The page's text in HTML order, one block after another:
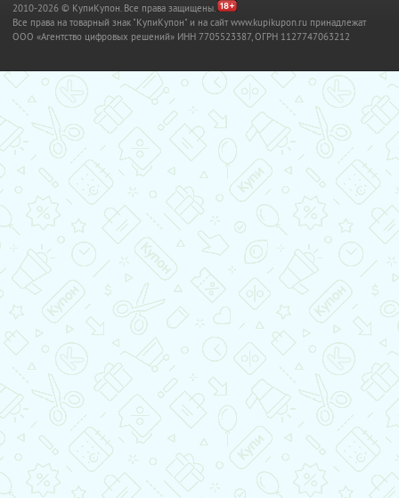
2010-2026 © КупиКупон. Все права защищены.
Все права на товарный знак "КупиКупон" и на сайт www.kupikupon.ru принадлежат
OOO «Агентство цифровых решений» ИНН 7705523387, ОГРН 1127747063212